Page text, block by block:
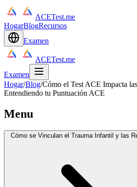
ACETest.me
HogarBlogRecursos
Examen
ACETest.me
Examen
Hogar/Blog/Cómo el Test ACE Impacta
Entendiendo tu Puntuación ACE
Menu
Cómo se Vinculan el Trauma Infantil y las